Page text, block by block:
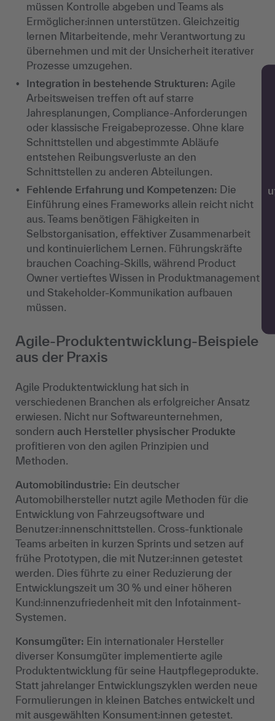
müssen Kontrolle abgeben und Teams als
Ermöglicher:innen unterstützen. Gleichzeitig
lernen Mitarbeitende, mehr Verantwortung zu
übernehmen und mit der Unsicherheit iterativer
Prozesse umzugehen.
Integration in bestehende Strukturen: Agile
Arbeitsweisen treffen oft auf starre
Jahresplanungen, Compliance-Anforderungen
oder klassische Freigabeprozesse. Ohne klare
Schnittstellen und abgestimmte Abläufe
entstehen Reibungsverluste an den
Schnittstellen zu anderen Abteilungen.
Fehlende Erfahrung und Kompetenzen: Die
Einführung eines Frameworks allein reicht nicht
aus. Teams benötigen Fähigkeiten in
Selbstorganisation, effektiver Zusammenarbeit
und kontinuierlichem Lernen. Führungskräfte
brauchen Coaching-Skills, während Product
Owner vertieftes Wissen in Produktmanagement
und Stakeholder-Kommunikation aufbauen
müssen.
Agile-Produktentwicklung-Beispiele
aus der Praxis
Agile Produktentwicklung hat sich in
verschiedenen Branchen als erfolgreicher Ansatz
erwiesen. Nicht nur Softwareunternehmen,
sondern auch Hersteller physischer Produkte
profitieren von den agilen Prinzipien und
Methoden.
Automobilindustrie: Ein deutscher
Automobilhersteller nutzt agile Methoden für die
Entwicklung von Fahrzeugsoftware und
Benutzer:innenschnittstellen. Cross-funktionale
Teams arbeiten in kurzen Sprints und setzen auf
frühe Prototypen, die mit Nutzer:innen getestet
werden. Dies führte zu einer Reduzierung der
Entwicklungszeit um 30 % und einer höheren
Kund:innenzufriedenheit mit den Infotainment-
Systemen.
Konsumgüter: Ein internationaler Hersteller
diverser Konsumgüter implementierte agile
Produktentwicklung für seine Hautpflegeprodukte.
Statt jahrelanger Entwicklungszyklen werden neue
Formulierungen in kleinen Batches entwickelt und
mit ausgewählten Konsument:innen getestet.